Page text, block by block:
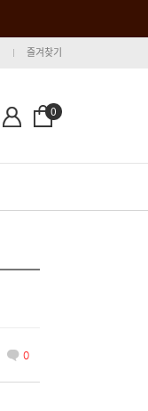
즐겨찾기
0
0